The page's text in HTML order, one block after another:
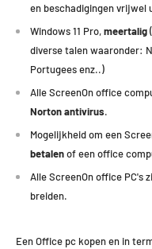
en beschadigingen vrijwel
Windows 11 Pro,meertalig
diverse talen waaronder:
Portugees enz..)
Alle ScreenOn office
Norton antivirus.
Mogelijkheid om een
betalenof een office
Alle ScreenOn office PC's
breiden.
Een Office pc kopen en in